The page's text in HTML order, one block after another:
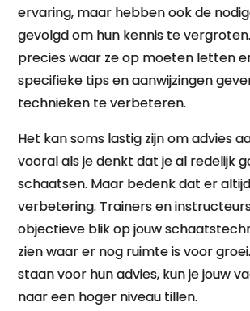
ervaring, maar hebben ook de
gevolgd om hun kennis te
precies waar ze op moeten letten
specifieke tips en aanwijzingen
technieken te verbeteren.
Het kan soms lastig zijn om advies
vooral als je denkt dat je al redelijk
schaatsen. Maar bedenk dat er
verbetering. Trainers en
objectieve blik op jouw
zien waar er nog ruimte is voor
staan voor hun advies, kun je jouw
naar een hoger niveau tillen.